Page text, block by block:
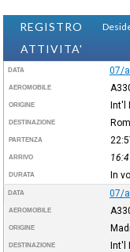
REGISTRO
ATTIVITA'
DATA 07/
AEROMOBILE
ORIGINE Int'l
DESTINAZIONE
PARTENZA
ARRIVO
DURATA In
DATA 07/
AEROMOBILE
ORIGINE
DESTINAZIONE Int'l